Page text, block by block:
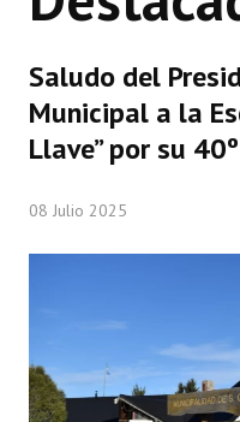
Comisiones Permanentes
Comisiones Especiales
Constitución Nacional
Constitución Provincial
Saludo del
Municipal a la
Llave” por su
08 Julio 2025